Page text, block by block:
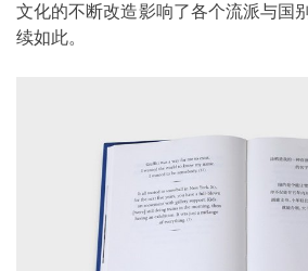
文化的不断改造影响了各个流派与国
续如此。